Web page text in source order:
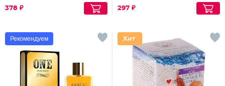
378 ₽ 297 ₽
Рекомендуем